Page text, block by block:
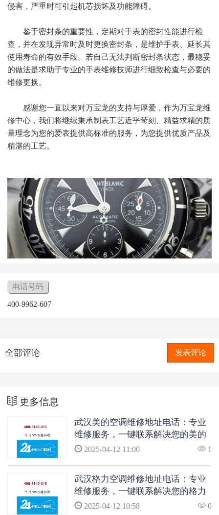
侵害，严重时可引起机芯损坏及功能障碍。
鉴于密封条的重要性，定期对手表的密封性能进行检
查，并在发现异常时及时更换密封条，是维护手表、延长其
使用寿命的有效手段。若自己无法判断密封条状态，最稳妥
的做法是求助于专业的手表维修技师进行细致检查与必要的
维修更换。
感谢您一直以来对万宝龙的支持与厚爱，作为万宝龙维
修中心，我们将继续秉承制表工艺近乎苛刻、精益求精的质
量理念为您的爱表提供高标准的服务，为您提供优质产品及
精湛的工艺。
电话号码
400-9962-607
全部评论 发表评论
更多信息
武汉美的空调维修地址电话：专业
维修服务，一键联系解决您的美的
空调问题
2025-04-12 11:00 1
武汉格力空调维修地址电话：专业
维修服务，一键联系解决您的格力
空调问题
2025-04-12 10:58 0